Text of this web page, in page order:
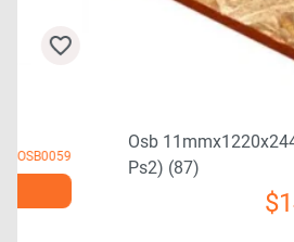
Osb 11mmx1220x2440 Est.
Ps2) (87)
14.445